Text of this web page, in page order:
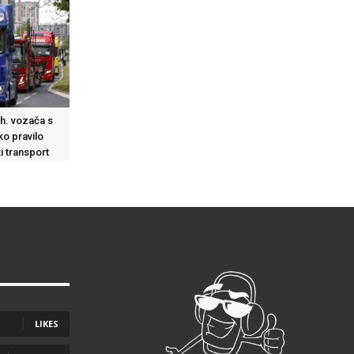
vozača s
pravilo
transport
LIKES